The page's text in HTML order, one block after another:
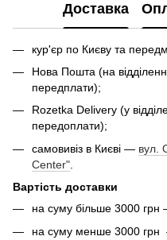
Доставка
кур'єр по Києву та
Нова Пошта (на
передплати);
Rozetka Delivery (у
передоплати);
самовивіз в Києві — вул.
Center"
Вартість доставки
на суму більше 3000 грн
на суму менше 3000 грн